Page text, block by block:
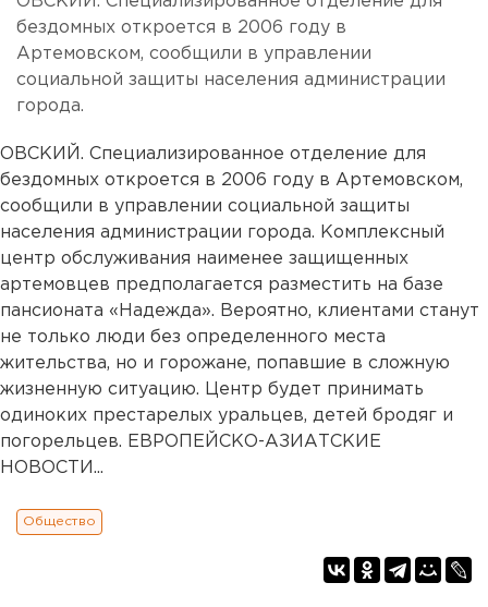
бездомных откроется в 2006 году в
Артемовском, сообщили в управлении
социальной защиты населения администрации
города.
ОВСКИЙ. Специализированное отделение для
бездомных откроется в 2006 году в Артемовском,
сообщили в управлении социальной защиты
населения администрации города. Комплексный
центр обслуживания наименее защищенных
артемовцев предполагается разместить на базе
пансионата «Надежда». Вероятно, клиентами станут
не только люди без определенного места
жительства, но и горожане, попавшие в сложную
жизненную ситуацию. Центр будет принимать
одиноких престарелых уральцев, детей бродяг и
погорельцев. ЕВРОПЕЙСКО-АЗИАТСКИЕ
НОВОСТИ...
Общество